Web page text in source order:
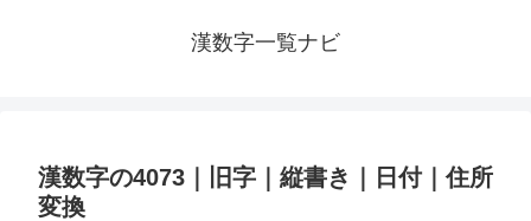
漢数字一覧ナビ
漢数字の4073｜旧字｜縦書き｜日付｜住所
変換